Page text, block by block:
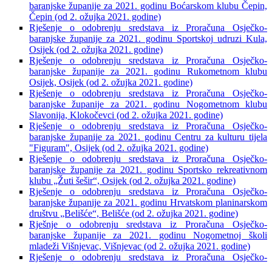
baranjske županije za 2021. godinu Boćarskom klubu Čepin,
Čepin (od 2. ožujka 2021. godine)
Rješenje o odobrenju sredstava iz Proračuna Osječko-
baranjske županije za 2021. godinu Sportskoj udruzi Kula,
Osijek (od 2. ožujka 2021. godine)
Rješenje o odobrenju sredstava iz Proračuna Osječko-
baranjske županije za 2021. godinu Rukometnom klubu
Osijek, Osijek (od 2. ožujka 2021. godine)
Rješenje o odobrenju sredstava iz Proračuna Osječko-
baranjske županije za 2021. godinu Nogometnom klubu
Slavonija, Klokočevci (od 2. ožujka 2021. godine)
Rješenje o odobrenju sredstava iz Proračuna Osječko-
baranjske županije za 2021. godinu Centru za kulturu tijela
"Figuram", Osijek (od 2. ožujka 2021. godine)
Rješenje o odobrenju sredstava iz Proračuna Osječko-
baranjske županije za 2021. godinu Sportsko rekreativnom
klubu „Žuti šešir“, Osijek (od 2. ožujka 2021. godine)
Rješenje o odobrenju sredstava iz Proračuna Osječko-
baranjske županije za 2021. godinu Hrvatskom planinarskom
društvu „Belišće“, Belišće (od 2. ožujka 2021. godine)
Rješnje o odobrenju sredstava iz Proračuna Osječko-
baranjske županije za 2021. godinu Nogometnoj školi
mladeži Višnjevac, Višnjevac (od 2. ožujka 2021. godine)
Rješenje o odobrenju sredstava iz Proračuna Osječko-